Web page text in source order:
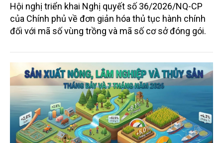
Hội nghị triển khai Nghị quyết số 36/2026/NQ-CP
của Chính phủ về đơn giản hóa thủ tục hành chính
đối với mã số vùng trồng và mã số cơ sở đóng gói.